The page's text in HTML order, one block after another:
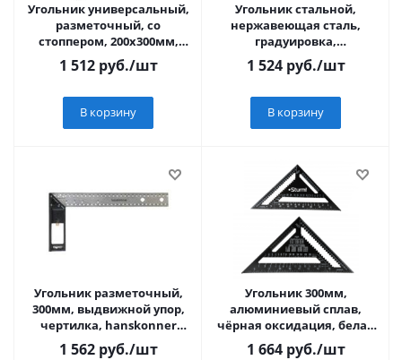
Угольник универсальный,
разметочный, со
стоппером, 200x300мм,
Sturm! 2020-08-300
1 512руб./шт
В корзину
Угольник стальной,
нержавеющая сталь,
градуировка,
алюминиевое основание,
400 мм// Denzel
1 524руб./шт
В корзину
Угольник разметочный,
300мм, выдвижной упор,
чертилка, hanskonner
HK2020-11-300
1 562руб./шт
Угольник 300мм,
алюминиевый сплав,
чёрная оксидация, белая
шкала, Sturm!
1 664руб./шт